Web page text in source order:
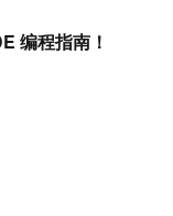
编程指南！